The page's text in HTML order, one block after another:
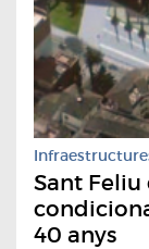
Sant
40 anys